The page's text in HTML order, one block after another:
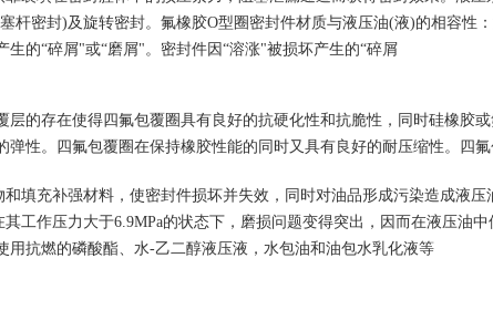
3
杆密封)及旋转密封。氟橡胶O型圈密封件材质与液压油(液)的相容性
生的“碎屑"或“磨屑"。密封件因“溶涨"被损坏产生的“碎屑
层的存在使得四氟包覆圈具有良好的抗硬化性和抗脆性，同时硅橡胶
弹性。四氟包覆圈在保持橡胶性能的同时又具有良好的耐压缩性。四
和填充补强材料，使密封件损坏并失效，同时对油品形成污染造成液
其工作压力大于6.9MPa的状态下，磨损问题变得突出，因而在液压油
用抗燃的磷酸酯、水-乙二醇液压液，水包油和油包水乳化液等